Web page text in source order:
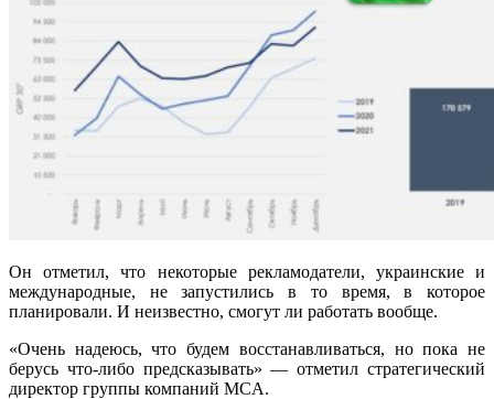
Он отметил, что некоторые рекламодатели, украинские и
международные, не запустились в то время, в которое
планировали. И неизвестно, смогут ли работать вообще.
«Очень надеюсь, что будем восстанавливаться, но пока не
берусь что-либо предсказывать» — отметил стратегический
директор группы компаний MCA.